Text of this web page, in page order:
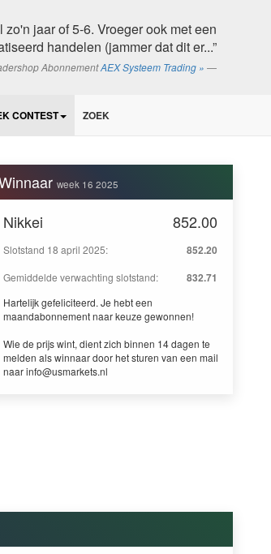
jaar of 5-6. Vroeger ook met een
handelen (jammer dat dit er...”
AbonnementAEX Systeem Trading »
CONTEST ZOEK
week 16 2025
Nikkei 852.00
Slotstand 18 april 2025: 852.20
Gemiddelde verwachting slotstand: 832.71
Hartelijk gefeliciteerd. Je hebt een
maandabonnement naar keuze gewonnen!
Wie de prijs wint, dient zich binnen 14 dagen te
melden als winnaar door het sturen van een mail
naarinfo@usmarkets.nl